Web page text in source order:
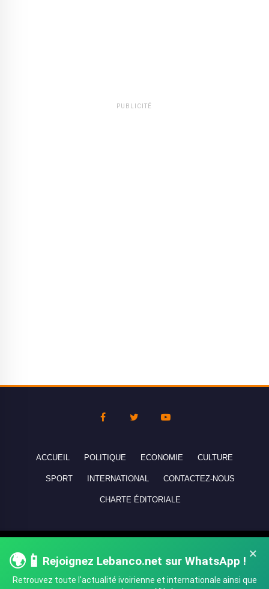
PUBLICITÉ
×
🌍📱 Rejoignez Lebanco.net sur WhatsApp !
Retrouvez toute l'actualité ivoirienne et internationale ainsi que
ACCUEIL POLITIQUE ECONOMIE CULTURE
SPORT INTERNATIONAL CONTACTEZ-NOUS
CHARTE ÉDITORIALE
réservés - All rights reserved.